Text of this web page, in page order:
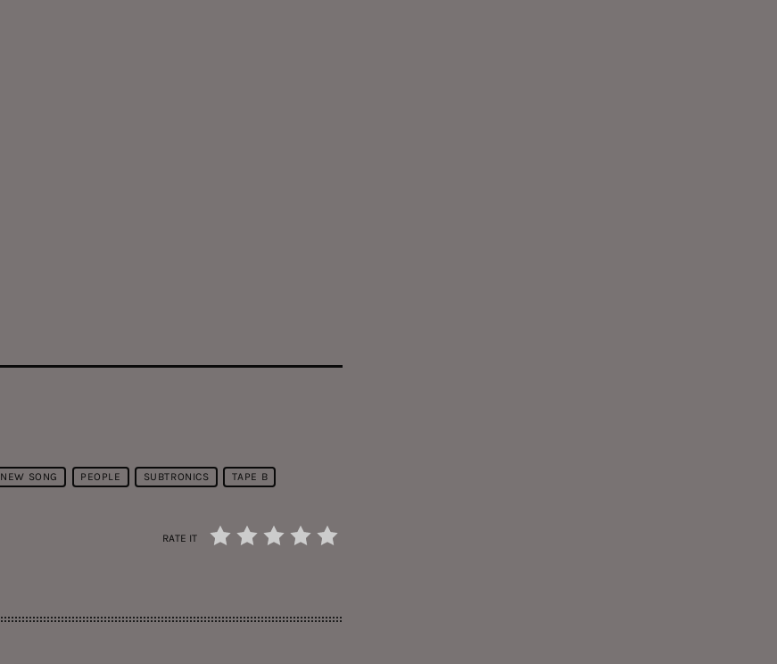
NEW SONG PEOPLE SUBTRONICS TAPE B
RATE IT